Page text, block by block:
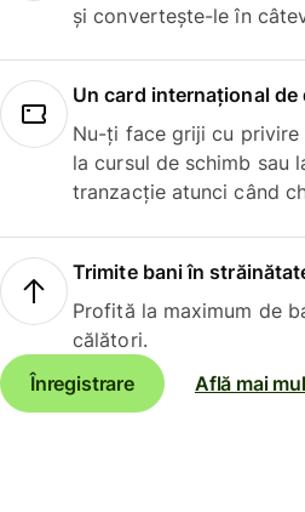
și convertește-le în
Un card internațional de
Nu-ți face griji cu privire
la cursul de schimb sau
tranzacție atunci când
Trimite bani în
Profită la maximum de
călători.
Înregistrare
Află mai